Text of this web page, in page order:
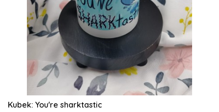
Kubek: You're sharktastic